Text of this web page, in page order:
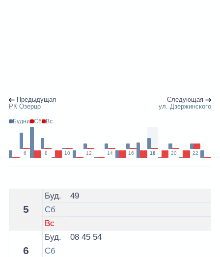
Предыдущая
РК Озерцо
Следующая
ул. Дзержинского
Будни Сб Вс
6 8 10 12 14 16 18 20 22
Расписание 150 автобуса Минск - остановка Поворот
5
Буд.
49
Сб
Вс
6
Буд. 08 45 54
Сб